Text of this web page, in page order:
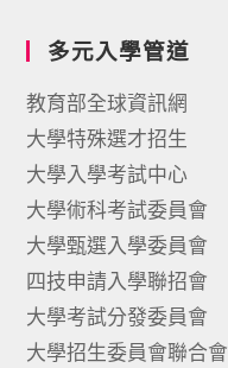
多元入學管道
教育部全球資訊網
大學特殊選才招生
大學入學考試中心
大學術科考試委員會
大學甄選入學委員會
四技申請入學聯招會
大學考試分發委員會
大學招生委員會聯合會